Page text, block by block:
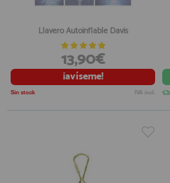
info@francobordo.com
Llavero Autoinflable Davis
13,90€
¡avíseme!
Sin stock IVA incl.